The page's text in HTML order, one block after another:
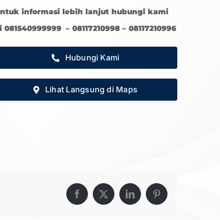
informasi lebih lanjut hubungi kami
081540999999 – 08117210998 – 08117210996
Hubungi Kami
Lihat Langsung di Maps
Facebook
X LinkedInPinterest